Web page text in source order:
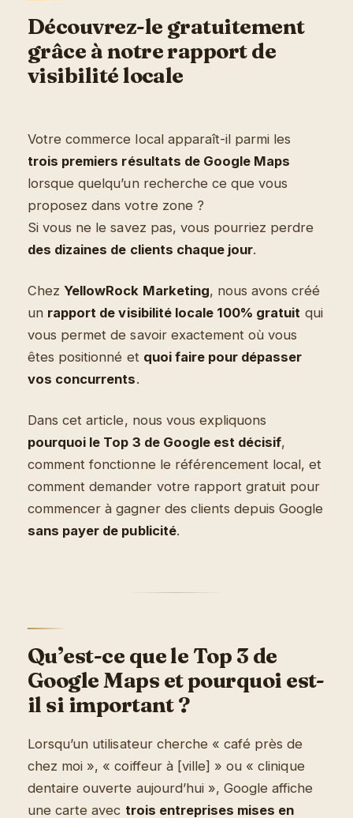
Découvrez-le gratuitement
grâce à notre rapport de
visibilité locale
Votre commerce local apparaît-il parmi les
trois premiers résultats de Google Maps
lorsque quelqu’un recherche ce que vous
proposez dans votre zone ?
Si vous ne le savez pas, vous pourriez perdre
des dizaines de clients chaque jour.
ChezYellowRock Marketing, nous avons créé
un rapport de visibilité locale 100% gratuit qui
vous permet de savoir exactement où vous
êtes positionné et quoi faire pour dépasser
vos concurrents.
Dans cet article, nous vous expliquons
pourquoi le Top 3 de Google est décisif,
comment fonctionne le référencement local, et
comment demander votre rapport gratuit pour
commencer à gagner des clients depuis Google
sans payer de publicité.
Qu’est-ce que le Top 3 de
Google Maps et pourquoi est-
il si important ?
Lorsqu’un utilisateur cherche « café près de
chez moi », « coiffeur à [ville] » ou « clinique
dentaire ouverte aujourd’hui », Google affiche
une carte avec trois entreprises mises en